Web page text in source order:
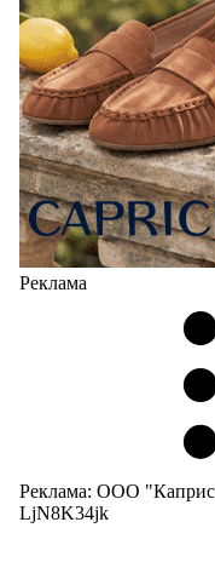
Реклама
Реклама: ООО
LjN8K34jk